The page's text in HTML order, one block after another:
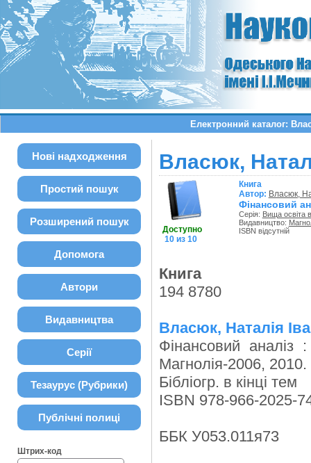
Електронний каталог:
Нові надходження
Простий пошук
Розширений пошук
Допомога
Автори
Видавництва
Серії
Тезаурус (Рубрики)
Публічні полиці
Штрих-код
Власюк,
Доступно
10 из 10
Книга
Автор: Власюк,
Фінансовий
Серія: Вища освіта в
Видавництво:
ISBN відсутній
Книга
194 8780
Власюк, Наталія
Фінансовий
Магнолія-2006,
Бібліогр. в кінці тем
ISBN 978-966-2025-
ББК У053.011я73